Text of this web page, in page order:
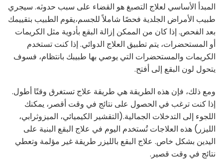
المبدأ الأساسي لعلاج التصبغ هو القضاء على سبب حدوثه. سيجري
طبيب الأمراض الجلدية فحصًا شاملاً للجسم،يقوم الطبيب بتقييمك
بعد الفحص. إذا كان من الممكن إزالة البقع بأدوية مثل الكريمات
أو المستحضرات، يتم تطبيق العلاج الدوائي. إذا كنت تستخدم
الكريمات والمستحضرات التي يوصي بها طبيبك بانتظام، فسوف
يتحول لون البقع إلى أفتح.
ومع ذلك، فإن هذه الطريقة هي طريقة علاج تستغرق وقتًا أطول.
إذا كنت ترغب في الحصول على نتائج في وقت أقصر، يمكنك
اللجوء إلى التدخلات الجمالية.(التقشير الكيميائي، الميزوثرابي،
الليزر) هذه العلاجات تُستخدم اليوم في علاج البقع البنية على
اليدين بشكل خاص. علاج البقع بالليزر طريقة غير مؤلمة وتعطي
نتائج في وقت قصير.